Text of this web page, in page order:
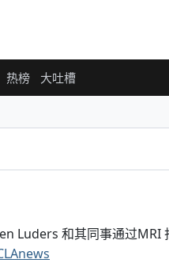
热榜 大吐槽
Luders 和其同事通过MRI